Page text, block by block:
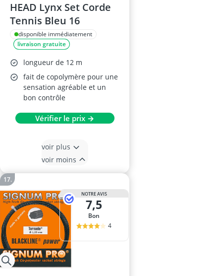
HEAD Lynx Set Corde
Tennis Bleu 16
disponible immédiatement
livraison gratuite
longueur de 12 m
fait de copolymère pour une
sensation agréable et un
bon contrôle
Vérifier le prix →
voir plus
voir moins
NOTRE AVIS
7,5
Bon
4